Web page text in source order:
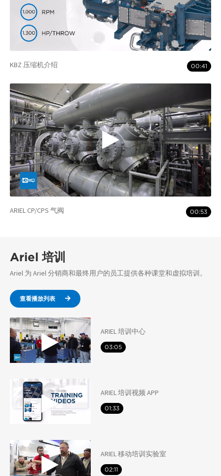
KBZ 压缩机介绍 00:41
ARIEL CP/CPS 气阀 00:53
Ariel 培训
Ariel 为 Ariel 分销商和最终用户的员工提供各种课堂和虚拟培训。
查看播放列表
ARIEL 培训中心
03:05
ARIEL 培训视频 APP
01:33
ARIEL 移动培训实验室
02:11